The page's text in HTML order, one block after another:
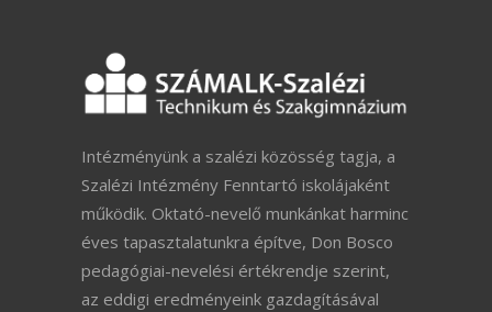
Intézményünk a szalézi közösség tagja, a
Szalézi Intézmény Fenntartó iskolájaként
működik. Oktató-nevelő munkánkat harminc
éves tapasztalatunkra építve, Don Bosco
pedagógiai-nevelési értékrendje szerint,
az eddigi eredményeink gazdagításával